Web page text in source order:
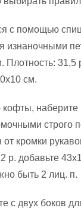
с помощью
изнаночными
Плотность:
см.
кофты, наберите
строго
от кромки
добавьте
быть 2 лиц. п.
с двух боков